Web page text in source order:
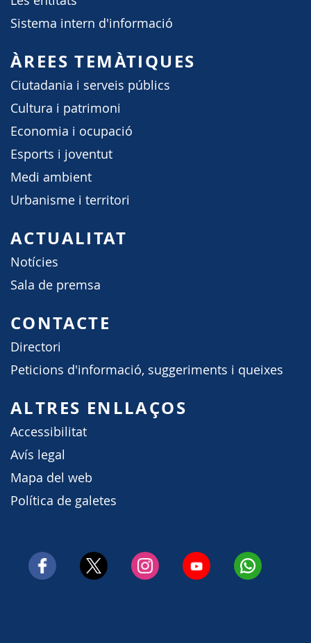
Sistema intern d'informació
ÀREES TEMÀTIQUES
Ciutadania i serveis públics
Cultura i patrimoni
Economia i ocupació
Esports i joventut
Medi ambient
Urbanisme i territori
ACTUALITAT
Notícies
Sala de premsa
CONTACTE
Directori
Peticions d'informació, suggeriments i queixes
ALTRES ENLLAÇOS
Accessibilitat
Avís legal
Mapa del web
Política de galetes